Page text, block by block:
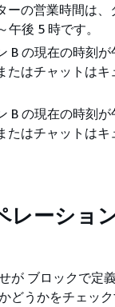
ーの営業時間は、
午後 5 時です。
B の現在の時刻
たはチャットはキ
B の現在の時刻
たはチャットはキ
レーショ
が ブロックで定
どうかをチェッ